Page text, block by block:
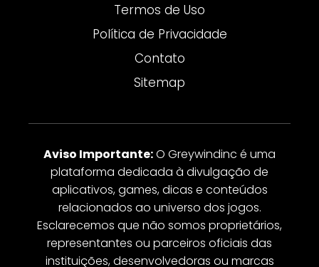
Termos de Uso
Política de Privacidade
Contato
Sitemap
Aviso Importante:O Greywindinc é uma
plataforma dedicada à divulgação de
aplicativos, games, dicas e conteúdos
relacionados ao universo dos jogos.
Esclarecemos que não somos proprietários,
representantes ou parceiros oficiais das
instituições, desenvolvedoras ou marcas